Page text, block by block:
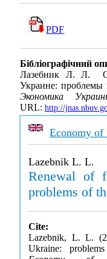
PDF
Бібліографічний
Лазебник Л. Л.
Украине: проблемы
Экономика
URL: http://
Economy of
Lazebnik L. L.
Renewal of
problems of
Cite:
Lazebnik, L. L.
Ukraine: